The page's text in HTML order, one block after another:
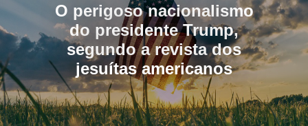
O perigoso nacionalismo
do presidente Trump,
segundo a revista dos
jesuítas americanos